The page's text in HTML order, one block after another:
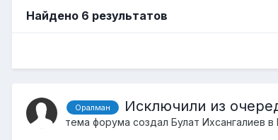
Найдено 6 результатов
Оралман Исключили из
тема форума создал Булат Ихсангалиев в